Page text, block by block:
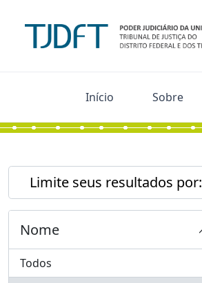
Início Sobre
Limite seus resultados por:
Nome
Todos